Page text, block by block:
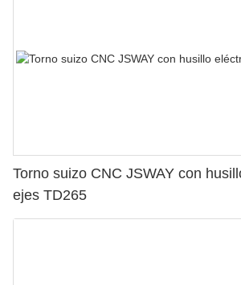
Torno suizo CNC JSWAY con
ejes TD265